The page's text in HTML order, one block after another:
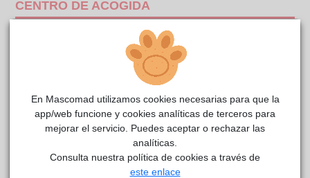
CENTRO DE ACOGIDA
En Mascomad utilizamos cookies necesarias para que la
app/web funcione y cookies analíticas de terceros para
mejorar el servicio. Puedes aceptar o rechazar las
analíticas.
Consulta nuestra política de cookies a través de
este enlace